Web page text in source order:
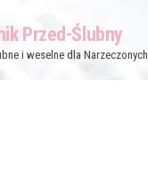
Przed-Ślubny
i weselne dla Narzeczonych